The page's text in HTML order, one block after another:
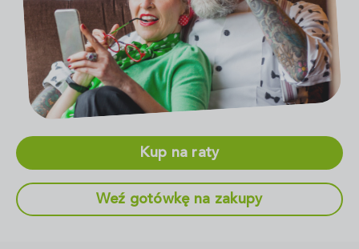
Kup na raty
Weź gotówkę na zakupy